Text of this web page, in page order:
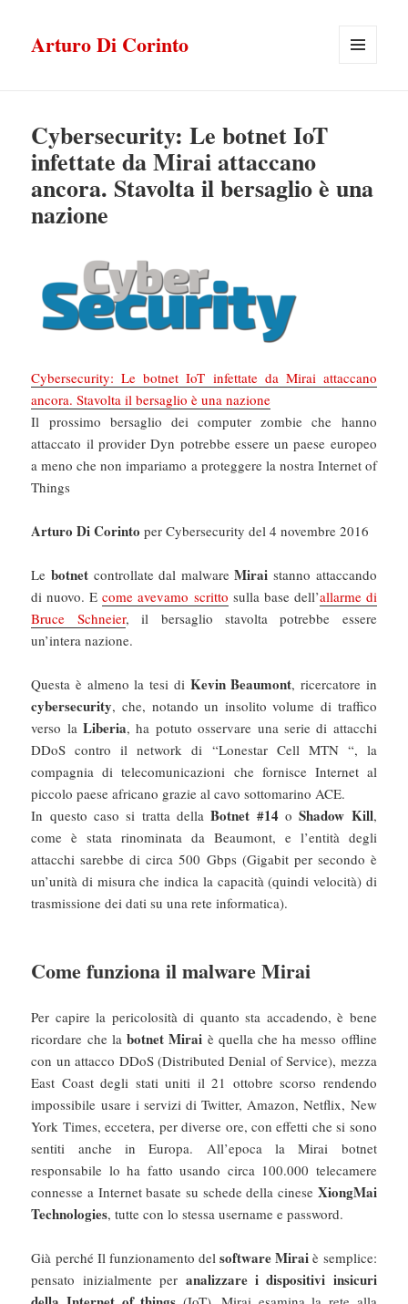
Arturo Di Corinto
Cybersecurity: Le botnet IoT
infettate da Mirai attaccano
ancora. Stavolta il bersaglio è una
nazione
Cybersecurity: Le botnet IoT infettate da Mirai attaccano
ancora. Stavolta il bersaglio è una nazione
Il prossimo bersaglio dei computer zombie che hanno
attaccato il provider Dyn potrebbe essere un paese europeo
a meno che non impariamo a proteggere la nostra Internet of
Things
Arturo Di Corinto per Cybersecurity del 4 novembre 2016
Lebotnet controllate dal malwareMirai stanno attaccando
di nuovo. Ecome avevamo scritto sulla base dell’allarme di
Bruce Schneier, il bersaglio stavolta potrebbe essere
un’intera nazione.
Questa è almeno la tesi di Kevin Beaumont, ricercatore in
cybersecurity, che, notando un insolito volume di traffico
verso laLiberia, ha potuto osservare una serie di attacchi
DDoS contro il network di “Lonestar Cell MTN “, la
compagnia di telecomunicazioni che fornisce Internet al
piccolo paese africano grazie al cavo sottomarino ACE.
In questo caso si tratta della Botnet #14 oShadow Kill,
come è stata rinominata da Beaumont, e l’entità degli
attacchi sarebbe di circa 500 Gbps (Gigabit per secondo è
un’unità di misura che indica la capacità (quindi velocità) di
trasmissione dei dati su una rete informatica).
Come funziona il malware Mirai
Per capire la pericolosità di quanto sta accadendo, è bene
ricordare che labotnet Mirai è quella che ha messo offline
con un attacco DDoS (Distributed Denial of Service), mezza
East Coast degli stati uniti il 21 ottobre scorso rendendo
impossibile usare i servizi di Twitter, Amazon, Netflix, New
York Times, eccetera, per diverse ore, con effetti che si sono
sentiti anche in Europa. All’epoca la Mirai botnet
responsabile lo ha fatto usando circa 100.000 telecamere
connesse a Internet basate su schede della cinese XiongMai
Technologies, tutte con lo stessa username e password.
Già perché Il funzionamento delsoftware Mirai è semplice:
pensato inizialmente per analizzare i dispositivi insicuri